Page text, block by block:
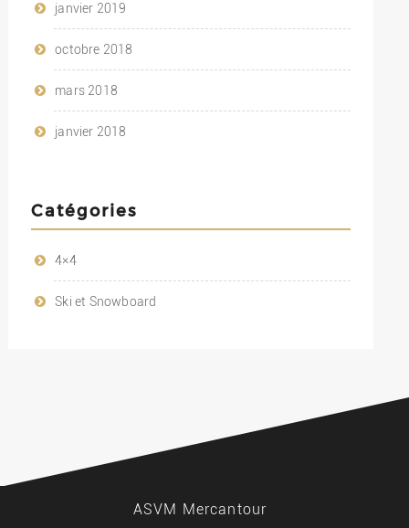
janvier 2019
octobre 2018
mars 2018
janvier 2018
Catégories
4×4
Ski et Snowboard
ASVM Mercantour